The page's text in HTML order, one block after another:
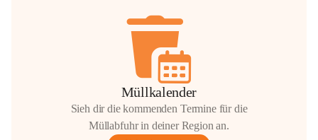
Müllkalender
Sieh dir die kommenden Termine für die
Müllabfuhr in deiner Region an.